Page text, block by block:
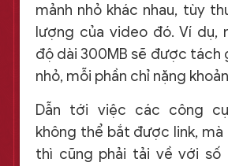
mảnh nhỏ khác nhau, tùy
lượng của video đó. Ví dụ,
độ dài 300MB sẽ được tách
nhỏ, mỗi phần chỉ nặng
Dẫn tới việc các công
không thể bắt được link,
thì cũng phải tải về với số